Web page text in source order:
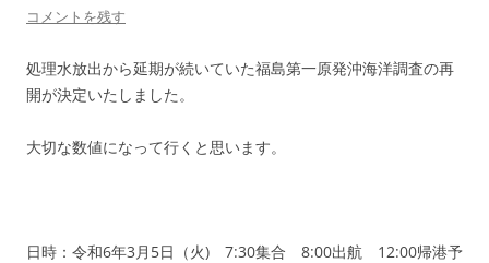
コメントを残す
処理水放出から延期が続いていた福島第一原発沖海洋調査の再
開が決定いたしました。
大切な数値になって行くと思います。
日時：令和6年3月5日（火) 7:30集合 8:00出航 12:00帰港予